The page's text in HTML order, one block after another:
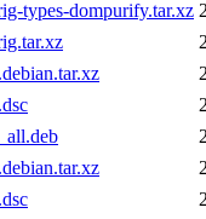
types-dompurify.tar.xz